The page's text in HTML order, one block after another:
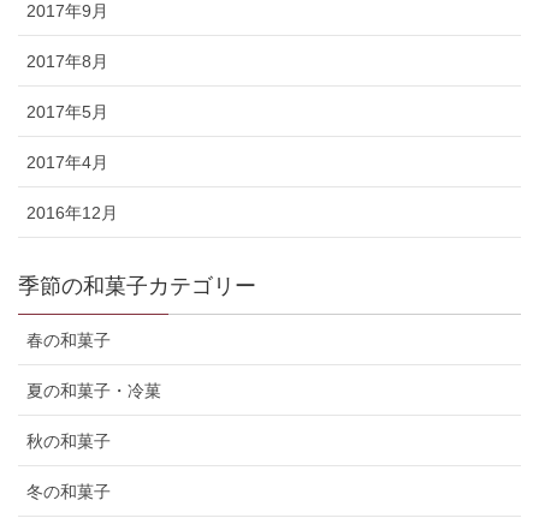
2017年9月
2017年8月
2017年5月
2017年4月
2016年12月
季節の和菓子カテゴリー
春の和菓子
夏の和菓子・冷菓
秋の和菓子
冬の和菓子